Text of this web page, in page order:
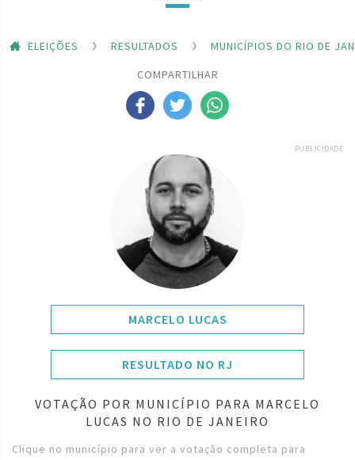
ELEIÇÕES RESULTADOS
MUNICÍPIOS DO RIO DE
COMPARTILHAR
PUBLICIDADE
MARCELO LUCAS
RESULTADO NO RJ
VOTAÇÃO POR MUNICÍPIO PARA MARCELO
LUCAS NO RIO DE JANEIRO
Clique no município para ver a votação completa para